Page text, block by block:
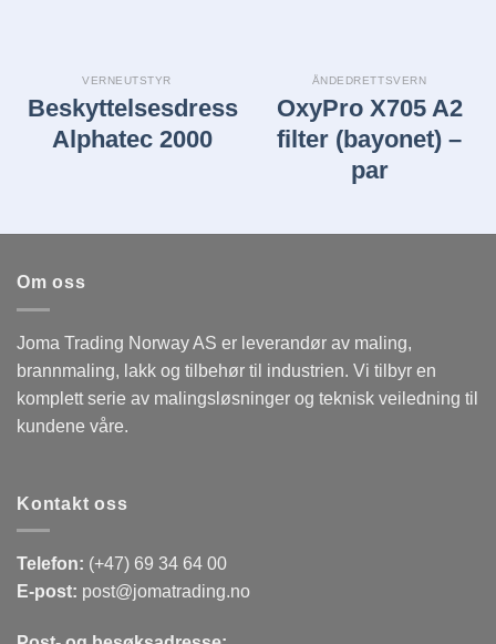
VERNEUTSTYR
Beskyttelsesdress
Alphatec 2000
ÅNDEDRETTSVERN
OxyPro X705 A2
filter (bayonet) –
par
Om oss
Joma Trading Norway AS er leverandør av maling,
brannmaling, lakk og tilbehør til industrien. Vi tilbyr en
komplett serie av malingsløsninger og teknisk veiledning til
kundene våre.
Kontakt oss
Telefon: (+47) 69 34 64 00
E-post: post@jomatrading.no